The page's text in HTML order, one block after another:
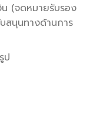
น (จดหมายรับรอง
สนุนทางด้านการ
ป